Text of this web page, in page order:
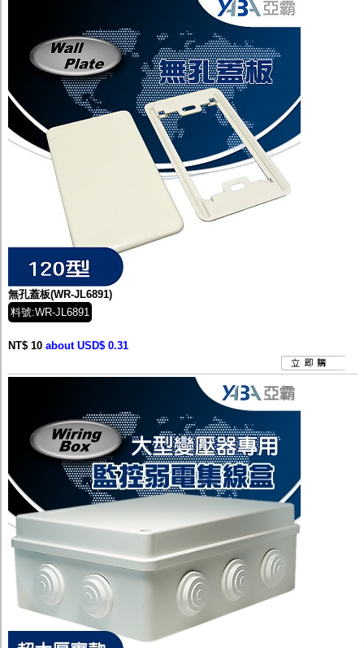
無孔蓋板(WR-JL6891)
料號:WR-JL6891
NT$ 10 about USD$ 0.31